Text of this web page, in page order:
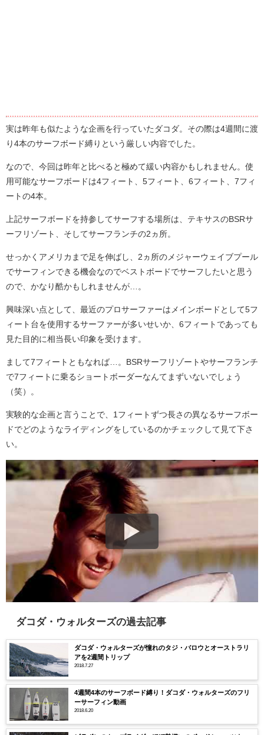
実は昨年も似たような企画を行っていたダコダ。その際は4週間に渡
り4本のサーフボード縛りという厳しい内容でした。
なので、今回は昨年と比べると極めて緩い内容かもしれません。使
用可能なサーフボードは4フィート、5フィート、6フィート、7フィ
ートの4本。
上記サーフボードを持参してサーフする場所は、テキサスのBSRサ
ーフリゾート、そしてサーフランチの2ヵ所。
せっかくアメリカまで足を伸ばし、2ヵ所のメジャーウェイブプール
でサーフィンできる機会なのでベストボードでサーフしたいと思う
ので、かなり酷かもしれませんが…。
興味深い点として、最近のプロサーファーはメインボードとして5フ
ィート台を使用するサーファーが多いせいか、6フィートであっても
見た目的に相当長い印象を受けます。
まして7フィートともなれば…。BSRサーフリゾートやサーフランチ
で7フィートに乗るショートボーダーなんてまずいないでしょう
（笑）。
実験的な企画と言うことで、1フィートずつ長さの異なるサーフボー
ドでどのようなライディングをしているのかチェックして見て下さ
い。
ダコダ・ウォルターズの過去記事
ダコダ・ウォルターズが憧れのタジ・バロウとオーストラリ
アを2週間トリップ
2018.7.27
4週間4本のサーフボード縛り！ダコダ・ウォルターズのフリ
ーサーフィン動画
2018.6.20